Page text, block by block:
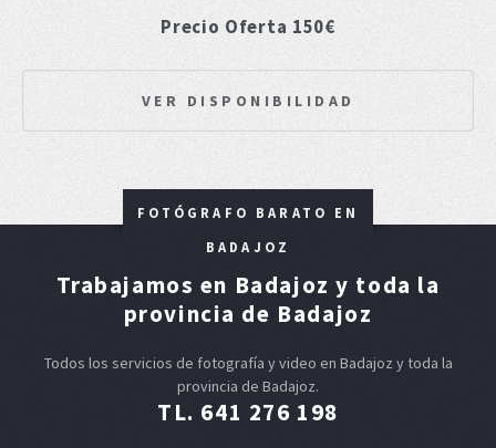
Precio Oferta 150€
VER DISPONIBILIDAD
FOTÓGRAFO BARATO EN
BADAJOZ
Trabajamos en Badajoz y toda la
provincia de Badajoz
Todos los servicios de fotografía y video en Badajoz y toda la
provincia de Badajoz.
TL. 641 276 198